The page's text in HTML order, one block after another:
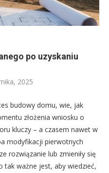
po uzyskaniu
2025
budowy domu, wie, jak
złożenia wniosku o
kluczy – a czasem nawet w
modyfikacji pierwotnych
rozwiązanie lub zmieniły się
tak ważne jest, aby wiedzieć,